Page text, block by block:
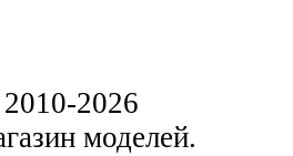
2026
моделей.